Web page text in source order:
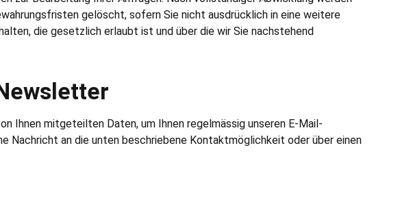
gelöscht, sofern Sie nicht ausdrücklich in eine weitere
die gesetzlich erlaubt ist und über die wir Sie nachstehend
Ihnen mitgeteilten Daten, um Ihnen regelmässig unseren E-Mail-
Nachricht an die unten beschriebene Kontaktmöglichkeit oder über einen